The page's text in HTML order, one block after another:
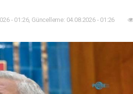
- 01:26, Güncelleme: 04.08.2026 - 01:26